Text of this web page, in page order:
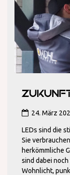
Zukunft
24. März
LEDs sind die
Sie
herkömmliche
sind dabei
Wohnlicht,